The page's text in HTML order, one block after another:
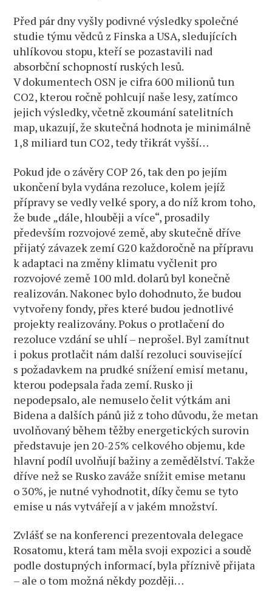
Před pár dny vyšly podivné výsledky společné
studie týmu vědců z Finska a USA, sledujících
uhlíkovou stopu, kteří se pozastavili nad
absorbční schopností ruských lesů.
V dokumentech OSN je cifra 600 milionů tun
CO2, kterou ročně pohlcují naše lesy, zatímco
jejich výsledky, včetně zkoumání satelitních
map, ukazují, že skutečná hodnota je minimálně
1,8 miliard tun CO2, tedy třikrát vyšší…
Pokud jde o závěry COP 26, tak den po jejím
ukončení byla vydána rezoluce, kolem jejíž
přípravy se vedly velké spory, a do níž krom toho,
že bude „dále, hlouběji a více“, prosadily
především rozvojové země, aby skutečně dříve
přijatý závazek zemí G20 každoročně na přípravu
k adaptaci na změny klimatu vyčlenit pro
rozvojové země 100 mld. dolarů byl konečně
realizován. Nakonec bylo dohodnuto, že budou
vytvořeny fondy, přes které budou jednotlivé
projekty realizovány. Pokus o protlačení do
rezoluce vzdání se uhlí – neprošel. Byl zamítnut
i pokus protlačit nám další rezoluci související
s požadavkem na prudké snížení emisí metanu,
kterou podepsala řada zemí. Rusko ji
nepodepsalo, ale nemuselo čelit výtkám ani
Bidena a dalších pánů již z toho důvodu, že metan
uvolňovaný během těžby energetických surovin
představuje jen 20-25% celkového objemu, kde
hlavní podíl uvolňují bažiny a zemědělství. Takže
dříve než se Rusko zaváže snížit emise metanu
o 30%, je nutné vyhodnotit, díky čemu se tyto
emise u nás vytvářejí a v jakém množství.
Zvlášť se na konferenci prezentovala delegace
Rosatomu, která tam měla svoji expozici a soudě
podle dostupných informací, byla příznivě přijata
– ale o tom možná někdy později…